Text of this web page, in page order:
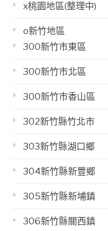
x桃園地區(整理中)
o新竹地區
300新竹市東區
300新竹市北區
300新竹市香山區
302新竹縣竹北市
303新竹縣湖口鄉
304新竹縣新豐鄉
305新竹縣新埔鎮
306新竹縣關西鎮